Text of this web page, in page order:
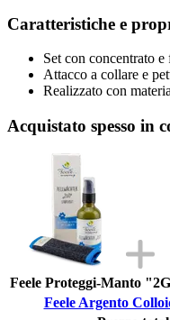
Caratteristiche e
Set con concentrato e
Attacco a collare e
Realizzato con
Acquistato spesso in
Feele Proteggi-Manto
Feele Argento